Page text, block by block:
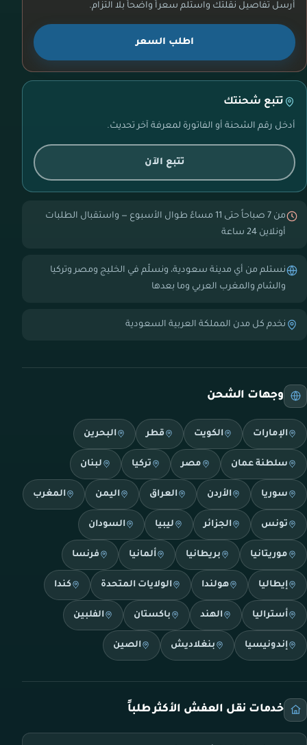
أرسل تفاصيل نقلتك واستلم سعراً واضحاً بلا التزام.
اطلب السعر
تتبع شحنتك
أدخل رقم الشحنة أو الفاتورة لمعرفة آخر تحديث.
تتبع الآن
من 7 صباحاً حتى 11 مساءً طوال الأسبوع — واستقبال الطلبات
أونلاين 24 ساعة
نستلم من أي مدينة سعودية، ونسلّم في الخليج ومصر وتركيا
والشام والمغرب العربي وما بعدها
نخدم كل مدن المملكة العربية السعودية
وجهات الشحن
الإمارات الكويت قطر البحرين
سلطنة عمان مصر تركيا لبنان
سوريا الأردن العراق اليمن المغرب
تونس الجزائر ليبيا السودان
موريتانيا بريطانيا ألمانيا فرنسا
إيطاليا هولندا الولايات المتحدة كندا
أستراليا الهند باكستان الفلبين
إندونيسيا بنغلاديش الصين
خدمات نقل العفش الأكثر طلباً